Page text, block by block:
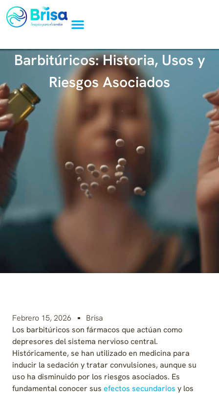
Barbitúricos: Historia, Usos y
Riesgos Asociados
Febrero 15, 2026
Brisa
Los barbitúricos son fármacos que actúan como
depresores del sistema nervioso central.
Históricamente, se han utilizado en medicina para
inducir la sedación y tratar convulsiones, aunque su
uso ha disminuido por los riesgos asociados. Es
fundamental conocer sus efectos secundarios y los